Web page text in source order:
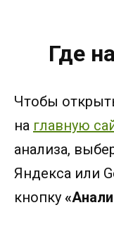
Где
Чтобы
на главную
анализа,
Яндекса или
кнопку